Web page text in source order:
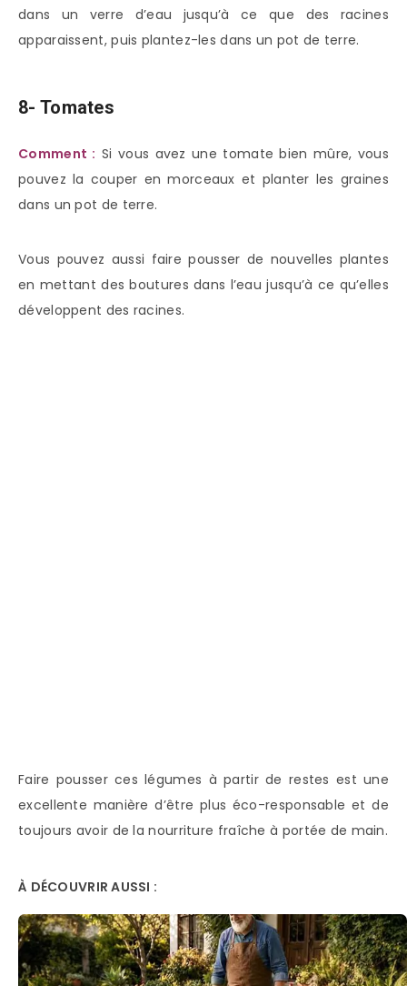
dans un verre d’eau jusqu’à ce que des racines
apparaissent, puis plantez-les dans un pot de terre.
8- Tomates
Comment : Si vous avez une tomate bien mûre, vous
pouvez la couper en morceaux et planter les graines
dans un pot de terre.
Vous pouvez aussi faire pousser de nouvelles plantes
en mettant des boutures dans l’eau jusqu’à ce qu’elles
développent des racines.
Faire pousser ces légumes à partir de restes est une
excellente manière d’être plus éco-responsable et de
toujours avoir de la nourriture fraîche à portée de main.
À DÉCOUVRIR AUSSI :